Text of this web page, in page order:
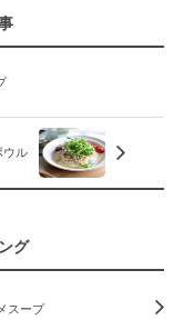
ウル
グ
スープ